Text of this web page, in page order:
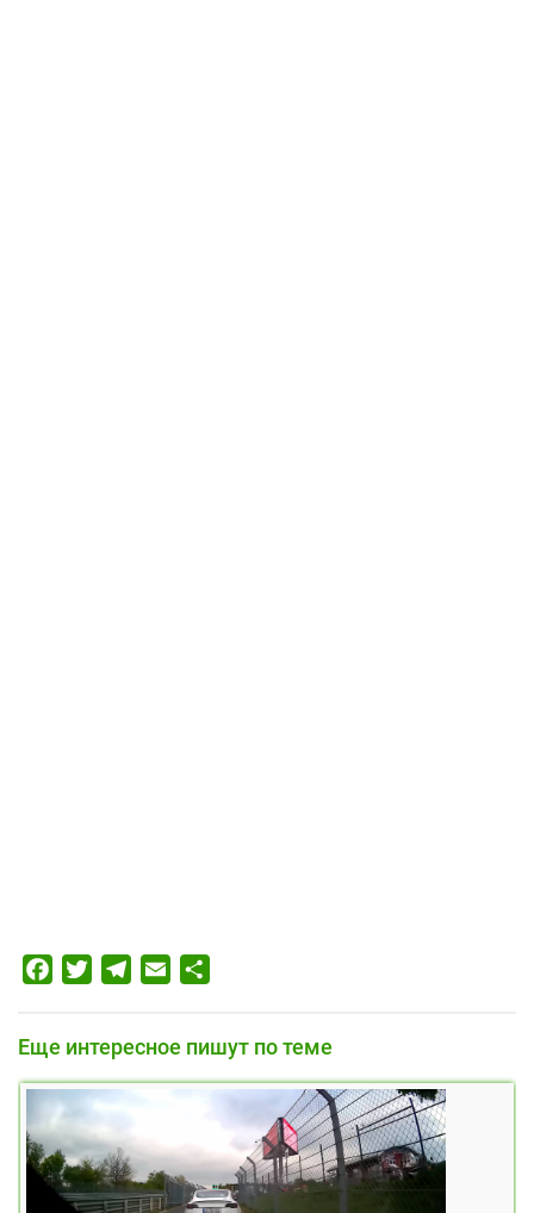
FacebookTwitterTelegram
Email
Еще интересное пишут по теме